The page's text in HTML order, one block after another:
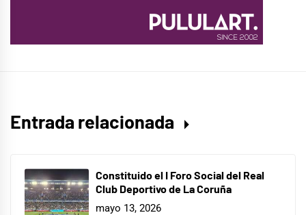
Entrada relacionada
Constituido el I Foro Social del Real
Club Deportivo de La Coruña
mayo 13, 2026